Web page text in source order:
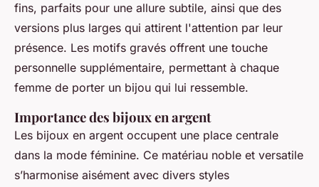
fins, parfaits pour une allure subtile, ainsi que des
versions plus larges qui attirent l'attention par leur
présence. Les motifs gravés offrent une touche
personnelle supplémentaire, permettant à chaque
femme de porter un bijou qui lui ressemble.
Importance des bijoux en argent
Les bijoux en argent occupent une place centrale
dans la mode féminine. Ce matériau noble et versatile
s’harmonise aisément avec divers styles